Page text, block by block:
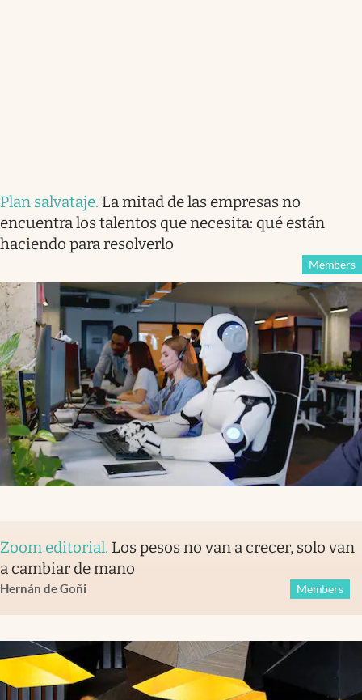
Plan salvataje. La mitad de las empresas no
encuentra los talentos que necesita: qué están
haciendo para resolverlo
Members
Zoom editorial. Los pesos no van a crecer, solo van
a cambiar de mano
Hernán de Goñi Members